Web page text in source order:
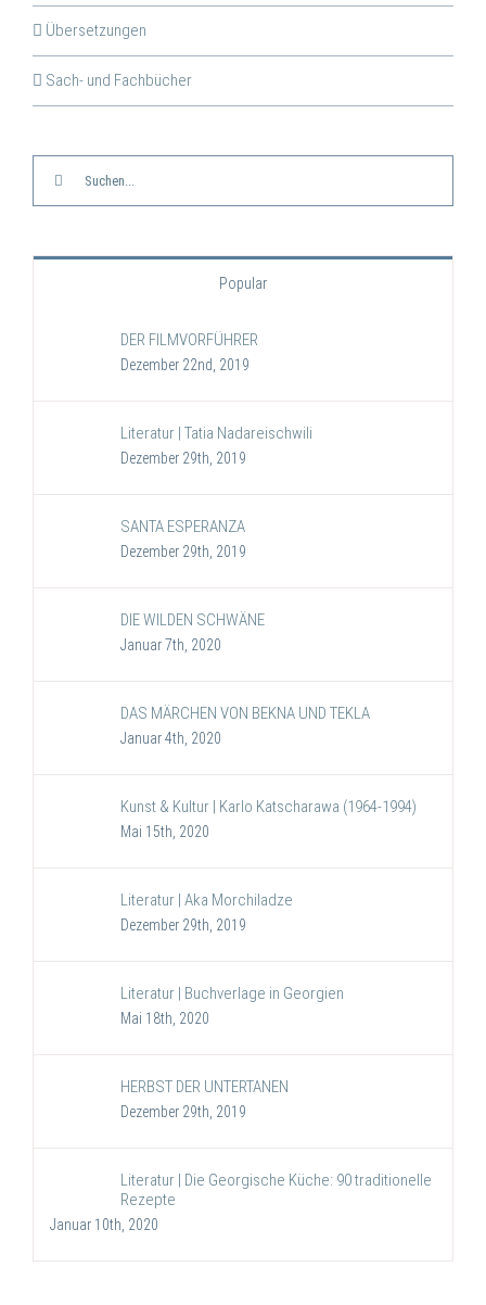
Übersetzungen
Sach- und Fachbücher
Popular
DER FILMVORFÜHRER
Dezember 22nd, 2019
Literatur | Tatia Nadareischwili
Dezember 29th, 2019
SANTA ESPERANZA
Dezember 29th, 2019
DIE WILDEN SCHWÄNE
Januar 7th, 2020
DAS MÄRCHEN VON BEKNA UND TEKLA
Januar 4th, 2020
Kunst & Kultur | Karlo Katscharawa (1964-1994)
Mai 15th, 2020
Literatur | Aka Morchiladze
Dezember 29th, 2019
Literatur | Buchverlage in Georgien
Mai 18th, 2020
HERBST DER UNTERTANEN
Dezember 29th, 2019
Literatur | Die Georgische Küche: 90 traditionelle
Rezepte
Januar 10th, 2020